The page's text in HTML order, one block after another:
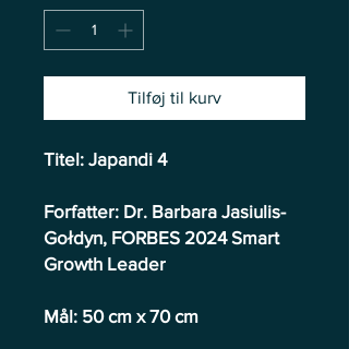
Tilføj til kurv
Titel: Japandi 4
Forfatter: Dr. Barbara Jasiulis-
Gołdyn, FORBES 2024 Smart
Growth Leader
Mål: 50 cm x 70 cm